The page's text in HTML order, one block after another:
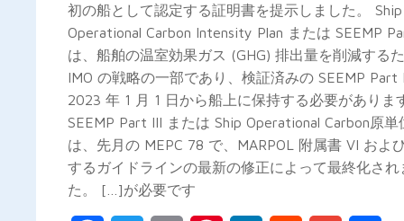
初の船として認定する証明書を提示しました。 Ship
Operational Carbon Intensity Plan または SEEMP
は、船舶の温室効果ガス (GHG) 排出量を削減する
IMO の戦略の一部であり、検証済みの SEEMP Part
2023 年 1 月 1 日から船上に保持する必要がありま
SEEMP Part III または Ship Operational Carbon原単
は、先月の MEPC 78 で、MARPOL 附属書 VI およ
するガイドラインの最新の修正によって最終化され
た。 […]が必要です